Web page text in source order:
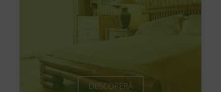
DESCOPERĂ